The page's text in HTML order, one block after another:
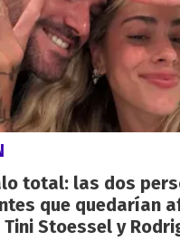
total: las dos
que quedarían
Stoessel y